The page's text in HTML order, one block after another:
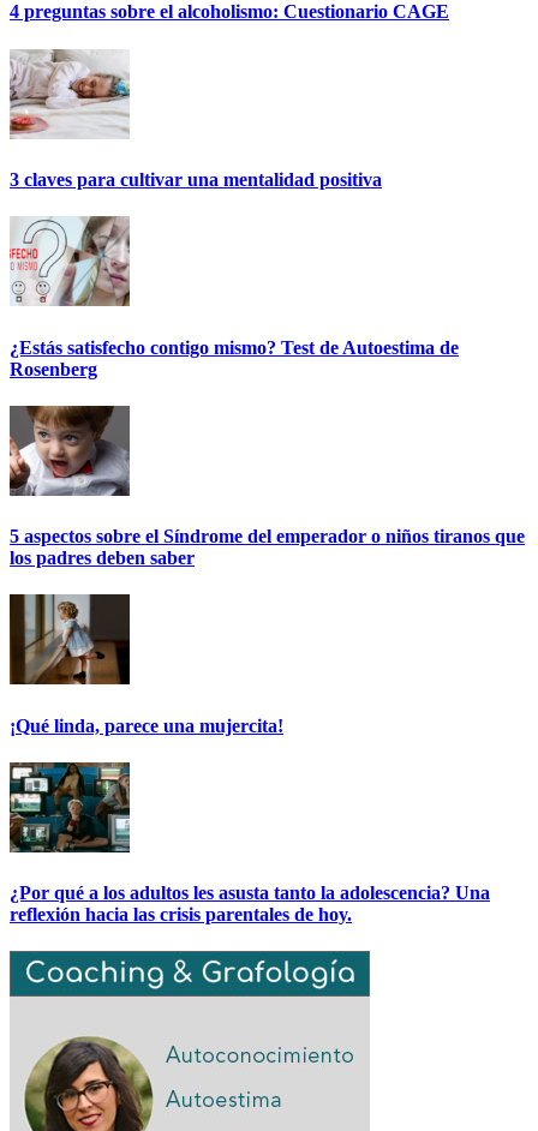
4 preguntas sobre el alcoholismo: Cuestionario CAGE
3 claves para cultivar una mentalidad positiva
¿Estás satisfecho contigo mismo? Test de Autoestima de
Rosenberg
5 aspectos sobre el Síndrome del emperador o niños tiranos que
los padres deben saber
¡Qué linda, parece una mujercita!
¿Por qué a los adultos les asusta tanto la adolescencia? Una
reflexión hacia las crisis parentales de hoy.